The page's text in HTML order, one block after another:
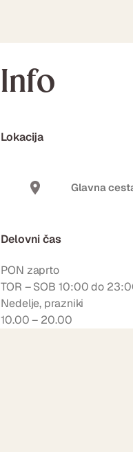
Info
Lokacija
Glavna
Delovni čas
PON zaprto
TOR – SOB 10:00 do
Nedelje, prazniki
10.00 – 20.00